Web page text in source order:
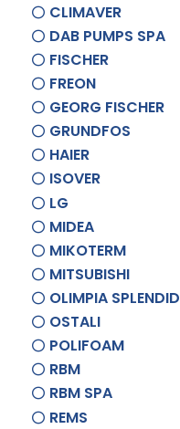
CLIMAVER
DAB PUMPS SPA
FISCHER
FREON
GEORG FISCHER
GRUNDFOS
HAIER
ISOVER
LG
MIDEA
MIKOTERM
MITSUBISHI
OLIMPIA SPLENDID
OSTALI
POLIFOAM
RBM
RBM SPA
REMS